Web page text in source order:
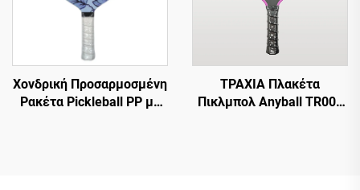
Χονδρική Προσαρμοσμένη
Ρακέτα Pickleball PP με
ΤΡΑΧΙΑ Πλακέτα
Πικλμπολ Anyball TR009